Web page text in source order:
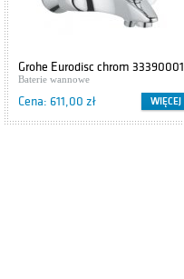
Grohe Eurodisc chrom 33390001
Baterie wannowe
Cena: 611,00 zł WIĘCEJ